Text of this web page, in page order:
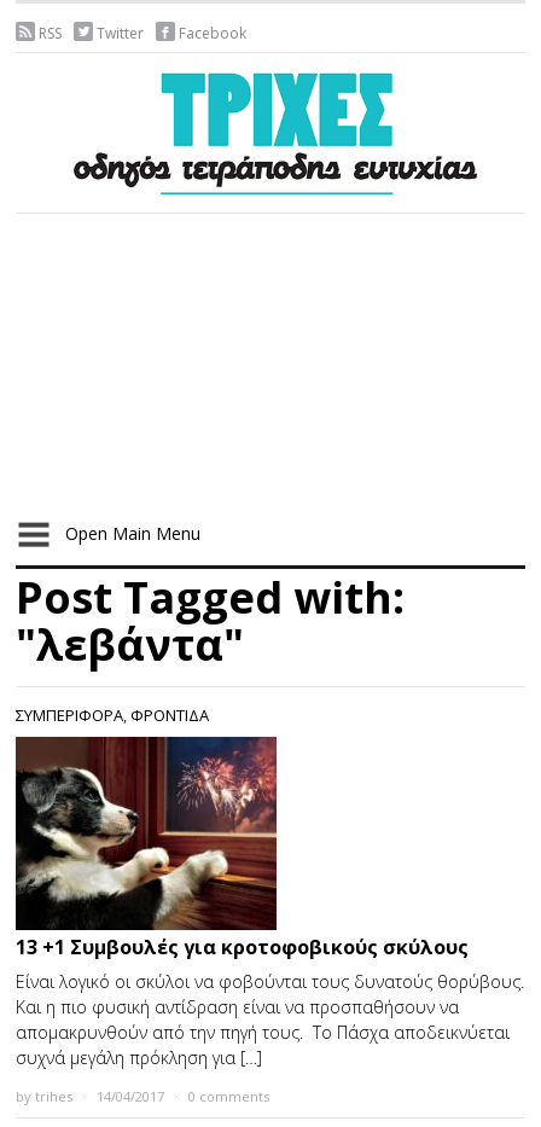
RSS Twitter Facebook
Open Main Menu
Post Tagged with:
"λεβάντα"
ΣΥΜΠΕΡΙΦΟΡΑ,ΦΡΟΝΤΙΔΑ
13 +1 Συμβουλές για κροτοφοβικούς σκύλους
Είναι λογικό οι σκύλοι να φοβούνται τους δυνατούς θορύβους.
Και η πιο φυσική αντίδραση είναι να προσπαθήσουν να
απομακρυνθούν από την πηγή τους. Το Πάσχα αποδεικνύεται
συχνά μεγάλη πρόκληση για […]
bytrihes 14/04/2017 0 comments